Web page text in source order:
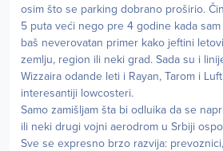
osim što se parking dobrano proširio.
5 puta veći nego pre 4 godine kada
baš neverovatan primer kako jeftini
zemlju, region ili neki grad. Sada su i
Wizzaira odande leti i Rayan, Tarom i
interesantiji lowcosteri.
Samo zamišljam šta bi odluika da se
ili neki drugi vojni aerodrom u Srbiji
Sve se expresno brzo razvija: